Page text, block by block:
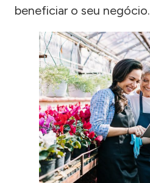
beneficiar o seu negócio.